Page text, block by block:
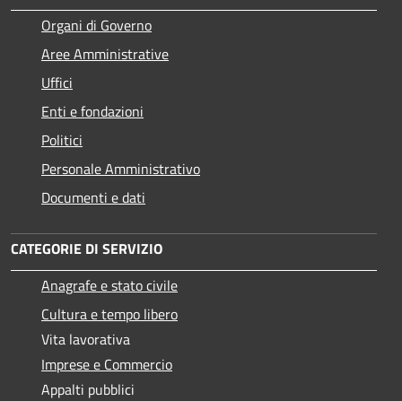
Organi di Governo
Aree Amministrative
Uffici
Enti e fondazioni
Politici
Personale Amministrativo
Documenti e dati
CATEGORIE DI SERVIZIO
Anagrafe e stato civile
Cultura e tempo libero
Vita lavorativa
Imprese e Commercio
Appalti pubblici